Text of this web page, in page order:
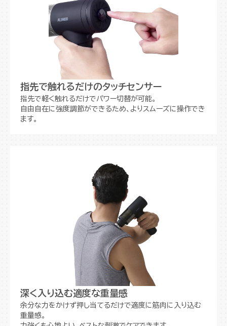
指先で触れるだけのタッチセンサー
指先で軽く触れるだけでパワー切替が可能。
自由自在に強度調節ができるため、よりスムーズに操作でき
ます。
深く入り込む適度な重量感
余分な力をかけず押し当てるだけで適度に筋肉に入り込む
重量感。